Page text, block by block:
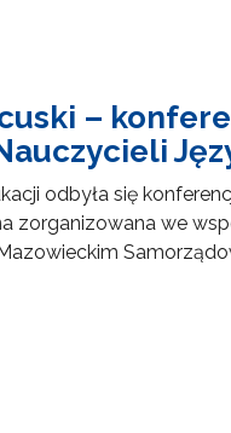
–
odbyła się
zorganizowana we